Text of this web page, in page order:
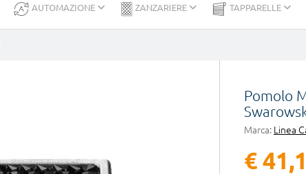
AUTOMAZIONE ZANZARIERE TAPPARELLE
Pomolo
Marca: Linea
€